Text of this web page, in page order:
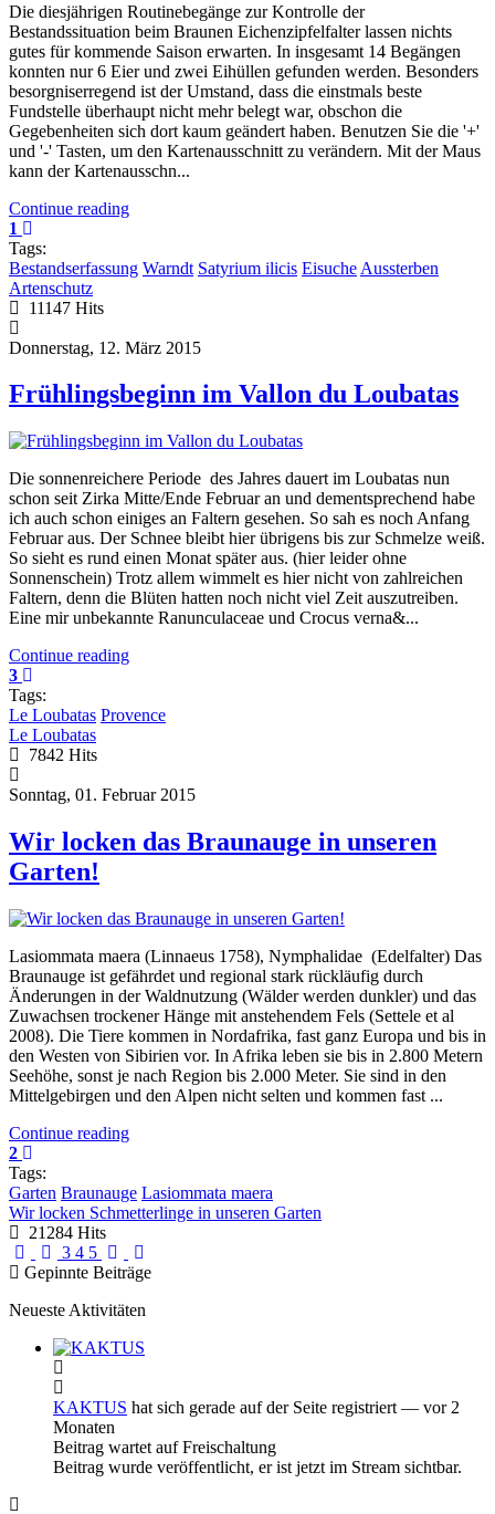
Die diesjährigen Routinebegänge zur Kontrolle der
Bestandssituation beim Braunen Eichenzipfelfalter lassen nichts
gutes für kommende Saison erwarten. In insgesamt 14 Begängen
konnten nur 6 Eier und zwei Eihüllen gefunden werden. Besonders
besorgniserregend ist der Umstand, dass die einstmals beste
Fundstelle überhaupt nicht mehr belegt war, obschon die
Gegebenheiten sich dort kaum geändert haben. Benutzen Sie die '+'
und '-' Tasten, um den Kartenausschnitt zu verändern. Mit der Maus
kann der Kartenausschn...
Continue reading
1
Tags:
Bestandserfassung Warndt Satyrium ilicis Eisuche Aussterben
Artenschutz
11147 Hits
Donnerstag, 12. März 2015
Frühlingsbeginn im Vallon du Loubatas
Die sonnenreichere Periode des Jahres dauert im Loubatas nun
schon seit Zirka Mitte/Ende Februar an und dementsprechend habe
ich auch schon einiges an Faltern gesehen. So sah es noch Anfang
Februar aus. Der Schnee bleibt hier übrigens bis zur Schmelze weiß.
So sieht es rund einen Monat später aus. (hier leider ohne
Sonnenschein) Trotz allem wimmelt es hier nicht von zahlreichen
Faltern, denn die Blüten hatten noch nicht viel Zeit auszutreiben.
Eine mir unbekannte Ranunculaceae und Crocus verna&...
Continue reading
3
Tags:
Le Loubatas Provence
Le Loubatas
7842 Hits
Sonntag, 01. Februar 2015
Wir locken das Braunauge in unseren
Garten!
Lasiommata maera (Linnaeus 1758), Nymphalidae (Edelfalter) Das
Braunauge ist gefährdet und regional stark rückläufig durch
Änderungen in der Waldnutzung (Wälder werden dunkler) und das
Zuwachsen trockener Hänge mit anstehendem Fels (Settele et al
2008). Die Tiere kommen in Nordafrika, fast ganz Europa und bis in
den Westen von Sibirien vor. In Afrika leben sie bis in 2.800 Metern
Seehöhe, sonst je nach Region bis 2.000 Meter. Sie sind in den
Mittelgebirgen und den Alpen nicht selten und kommen fast ...
Continue reading
2
Tags:
Garten Braunauge Lasiommata maera
Wir locken Schmetterlinge in unseren Garten
21284 Hits
First Page
Previous Page
3 4 5 Next Page
Gepinnte Beiträge
Neueste Aktivitäten
KAKTUS hat sich gerade auf der Seite registriert — vor 2
Monaten
Beitrag wartet auf Freischaltung
Beitrag wurde veröffentlicht, er ist jetzt im Stream sichtbar.